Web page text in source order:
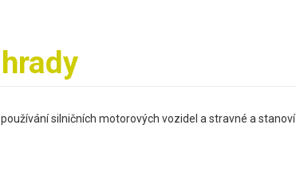
silničních motorových vozidel a stravné a stanoví